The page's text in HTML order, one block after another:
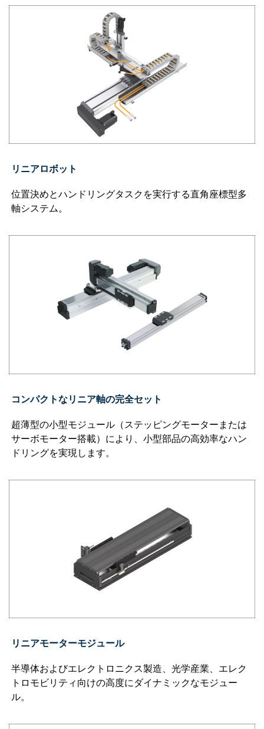
リニアロボット
位置決めとハンドリングタスクを実行する直角座標型多
軸システム。
コンパクトなリニア軸の完全セット
超薄型の小型モジュール（ステッピングモーターまたは
サーボモーター搭載）により、小型部品の高効率なハン
ドリングを実現します。
リニアモーターモジュール
半導体およびエレクトロニクス製造、光学産業、エレク
トロモビリティ向けの高度にダイナミックなモジュー
ル。